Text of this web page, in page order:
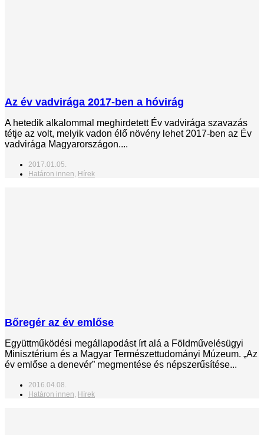
Az év vadvirága 2017-ben a hóvirág
A hetedik alkalommal meghirdetett Év vadvirága szavazás
tétje az volt, melyik vadon élő növény lehet 2017-ben az Év
vadvirága Magyarországon....
2017.01.05.
Határon innen Hírek
Bőregér az év emlőse
Együttműködési megállapodást írt alá a Földművelésügyi
Minisztérium és a Magyar Természettudományi Múzeum. „Az
év emlőse a denevér” megmentése és népszerűsítése...
2016.04.08.
Határon innen Hírek